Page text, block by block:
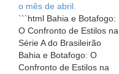
o mês de abril.
```html Bahia e Botafogo:
O Confronto de Estilos na
Série A do Brasileirão
Bahia e Botafogo: O
Confronto de Estilos na